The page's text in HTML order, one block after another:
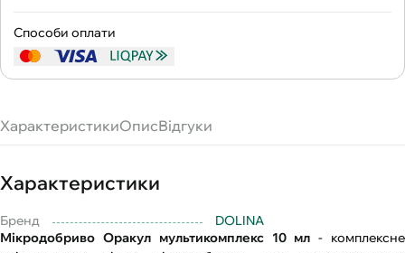
Способи оплати
ХарактеристикиОписВідгуки
Характеристики
Бренд
DOLINA
Мікродобриво Оракул мультикомплекс 10 мл - комплексне